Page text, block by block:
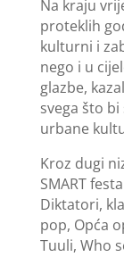
Na kraju
proteklih
kulturni i
nego i u
glazbe,
svega što
urbane
Kroz dugi
SMART
Diktatori,
pop, Opća
Tuuli, Who